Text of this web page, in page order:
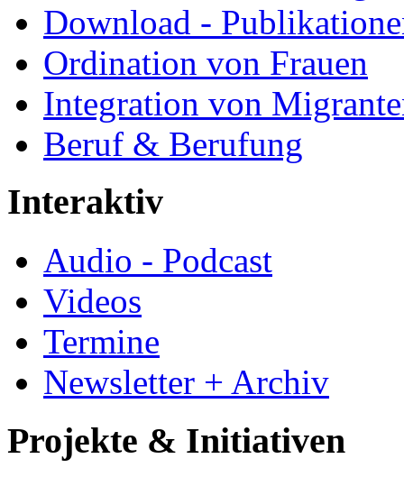
Download -
Ordination von Frauen
Integration von
Beruf & Berufung
Interaktiv
Audio - Podcast
Videos
Termine
Newsletter + Archiv
Projekte & Initiativen